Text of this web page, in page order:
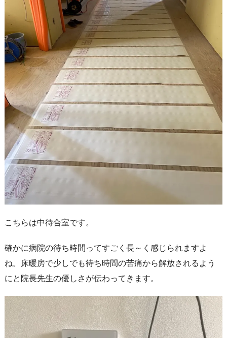
こちらは中待合室です。
確かに病院の待ち時間ってすごく長～く感じられますよ
ね。床暖房で少しでも待ち時間の苦痛から解放されるよう
にと院長先生の優しさが伝わってきます。